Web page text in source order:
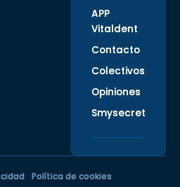
APP
Vitaldent
Contacto
Colectivos
Opiniones
Smysecret
Política de cookies